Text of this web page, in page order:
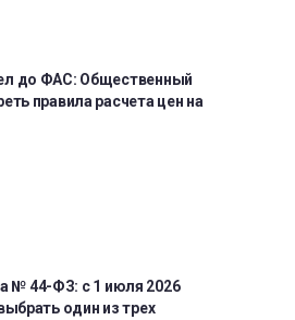
до ФАС: Общественный
правила расчета цен на
№ 44-ФЗ: с 1 июля 2026
один из трех